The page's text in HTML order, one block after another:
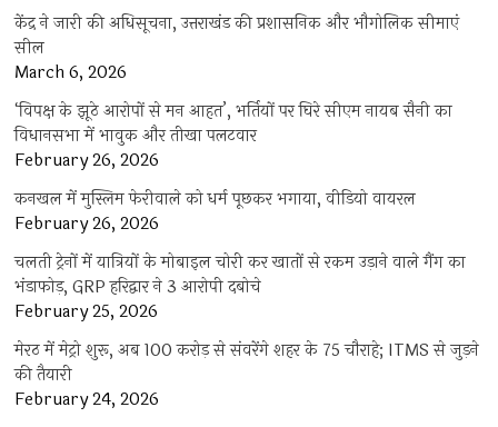
केंद्र ने जारी की अधिसूचना, उत्तराखंड की प्रशासनिक और भौगोलिक सीमाएं
सील
March 6, 2026
‘विपक्ष के झूठे आरोपों से मन आहत’, भर्तियों पर घिरे सीएम नायब सैनी का
विधानसभा में भावुक और तीखा पलटवार
February 26, 2026
कनखल में मुस्लिम फेरीवाले को धर्म पूछकर भगाया, वीडियो वायरल
February 26, 2026
चलती ट्रेनों में यात्रियों के मोबाइल चोरी कर खातों से रकम उड़ाने वाले गैंग का
भंडाफोड़, GRP हरिद्वार ने 3 आरोपी दबोचे
February 25, 2026
मेरठ में मेट्रो शुरू, अब 100 करोड़ से संवरेंगे शहर के 75 चौराहे; ITMS से जुड़ने
की तैयारी
February 24, 2026